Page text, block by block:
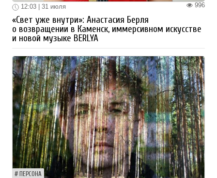
996
12:03 | 31 июля
«Свет уже внутри»: Анастасия Берля
о возвращении в Каменск, иммерсивном искусстве
и новой музыке BERLYA
ПЕРСОНА